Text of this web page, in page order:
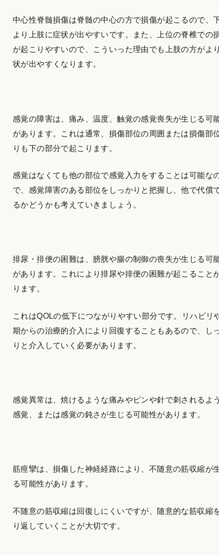
中心性脊髄損傷は脊髄の中心の方で損傷が起こるので、
より上肢に症状が出やすいです。また、上位の脊椎での
が起こりやすいので、こういった理由でも上肢の方がよ
状が出やすくなります。
感覚の障害は、痛み、温度、触覚の感覚喪失が生じる可
があります。これは通常、損傷部位の周囲または損傷部
りも下の部分で起こります。
感覚はなくても他の部位で感覚入力をすることは可能な
で、感覚障害のある部位をしっかりと把握し、他で代償
るかどうかも考えていきましょう。
排尿・排便の困難は、膀胱や腸の制御の喪失が生じる可
があります。これにより排尿や排便の困難が起こること
ります。
これはQOLの低下につながりやすい部分です。リハビリ
期からの治療的介入により回復することもあるので、し
りと介入していく必要があります。
感覚異常は、焼けるような痛みやピンや針で刺されるよ
感覚、または感覚の鈍さが生じる可能性があります。
筋痙攣は、損傷した神経経路により、不随意の筋収縮が
る可能性があります。
不随意の筋収縮は回復しにくいですが、随意的な筋収縮
り返していくことが大切です。